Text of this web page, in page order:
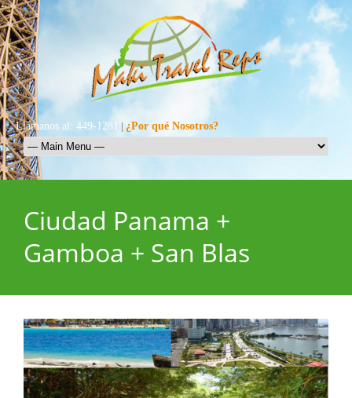
Llamanos al: 449-1281 | ¿Por qué Nosotros?
Ciudad Panama +
Gamboa + San Blas